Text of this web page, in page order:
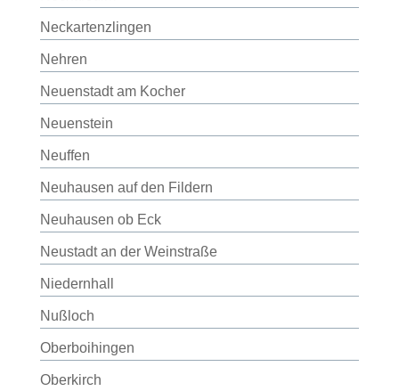
Neckartenzlingen
Nehren
Neuenstadt am Kocher
Neuenstein
Neuffen
Neuhausen auf den Fildern
Neuhausen ob Eck
Neustadt an der Weinstraße
Niedernhall
Nußloch
Oberboihingen
Oberkirch